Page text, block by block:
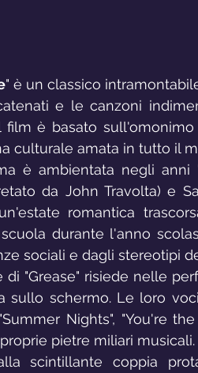
" è un classico
e le canzoni
film è basato
culturale amata in tutto il
è ambientata negli
da John Travolta) e
romantica
durante l'anno
sociali e dagli stereotipi
di "Grease" risiede nelle
sullo schermo. Le loro
Nights", "You're
pietre miliari musicali.
scintillante coppia